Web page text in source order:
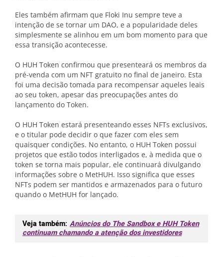
Eles também afirmam que Floki Inu sempre teve a
intenção de se tornar um DAO, e a popularidade deles
simplesmente se alinhou em um bom momento para que
essa transição acontecesse.
O HUH Token confirmou que presenteará os membros da
pré-venda com um NFT gratuito no final de janeiro. Esta
foi uma decisão tomada para recompensar aqueles leais
ao seu token, apesar das preocupações antes do
lançamento do Token.
O HUH Token estará presenteando esses NFTs exclusivos,
e o titular pode decidir o que fazer com eles sem
quaisquer condições. No entanto, o HUH Token possui
projetos que estão todos interligados e, à medida que o
token se torna mais popular, ele continuará divulgando
informações sobre o MetHUH. Isso significa que esses
NFTs podem ser mantidos e armazenados para o futuro
quando o MetHUH for lançado.
Veja também: Anúncios do The Sandbox e HUH Token
continuam chamando a atenção dos investidores